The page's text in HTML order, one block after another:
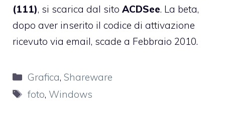
(111), si scarica dal sito ACDSee. La beta,
dopo aver inserito il codice di attivazione
ricevuto via email, scade a Febbraio 2010.
Categorie
Grafica,Shareware
Tag
foto, Windows